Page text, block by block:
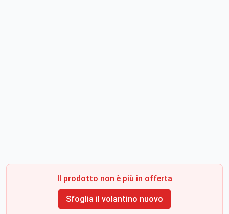
Il prodotto non è più in offerta
Sfoglia il volantino nuovo